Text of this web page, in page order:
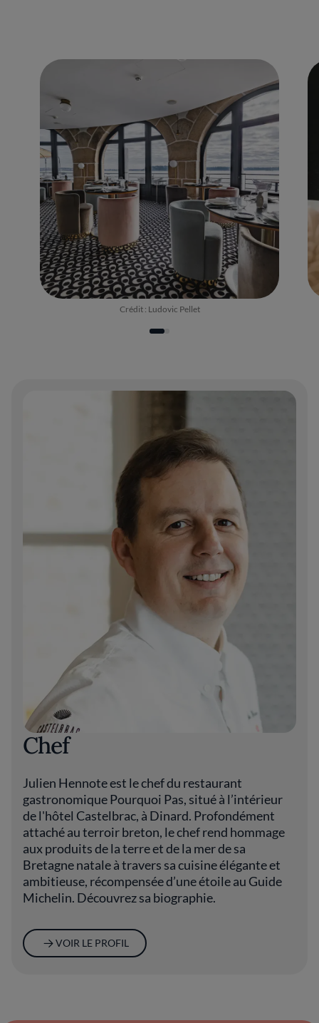
Crédit : Ludovic Pellet
Chef
Julien Hennote est le chef du restaurant
gastronomique Pourquoi Pas, situé à l’intérieur
de l'hôtel Castelbrac, à Dinard. Profondément
attaché au terroir breton, le chef rend hommage
aux produits de la terre et de la mer de sa
Bretagne natale à travers sa cuisine élégante et
ambitieuse, récompensée d’une étoile au Guide
Michelin. Découvrez sa biographie.
VOIR LE PROFIL